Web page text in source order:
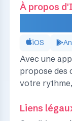
À propos
iOS
Avec une
propose des
votre
Liens